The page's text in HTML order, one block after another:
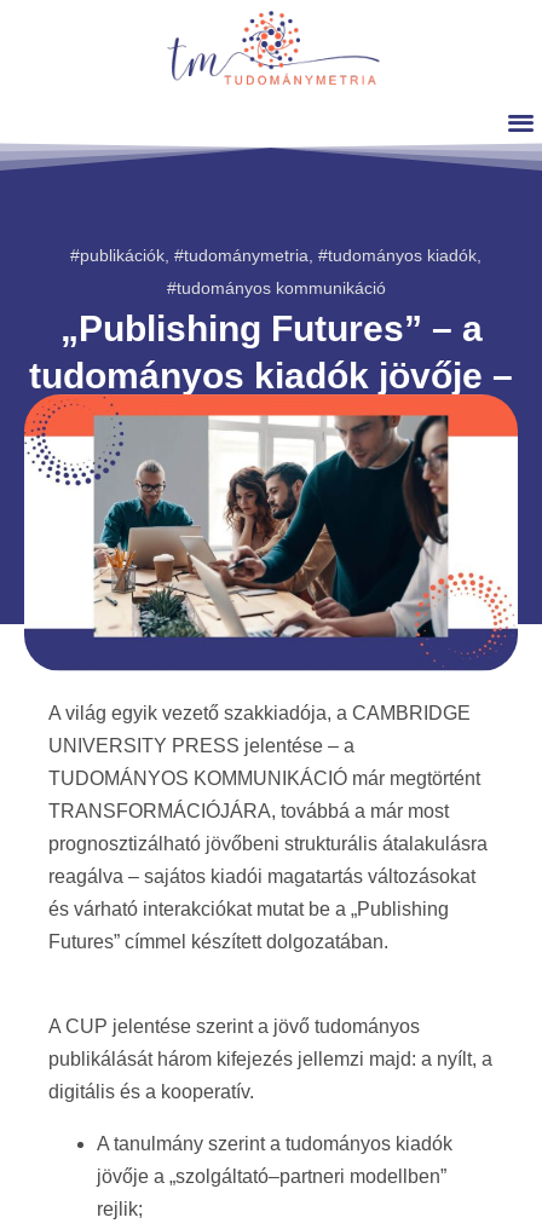
„Publishing Futures” – a
tudományos kiadók jövője –
prognózis
Dr. Sipos Anna Magdolna 2025. november. 17.
#publikációk #tudománymetria #tudományos kiadók
#tudományos kommunikáció
A világ egyik vezető szakkiadója, a CAMBRIDGE
UNIVERSITY PRESS jelentése – a
TUDOMÁNYOS KOMMUNIKÁCIÓ már megtörtént
TRANSFORMÁCIÓJÁRA, továbbá a már most
prognosztizálható jövőbeni strukturális átalakulásra
reagálva – sajátos kiadói magatartás változásokat
és várható interakciókat mutat be a „Publishing
Futures” címmel készített dolgozatában.
A CUP jelentése szerint a jövő tudományos
publikálását három kifejezés jellemzi majd: a nyílt, a
digitális és a kooperatív.
A tanulmány szerint a tudományos kiadók
jövője a „szolgáltató–partneri modellben”
rejlik;